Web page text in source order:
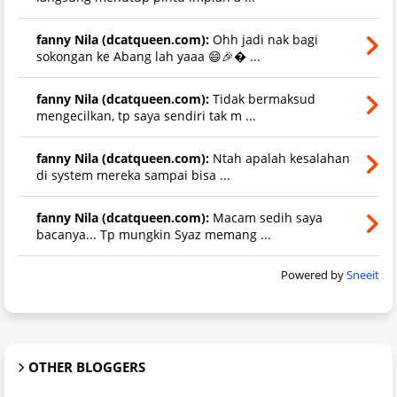
fanny Nila (dcatqueen.com): Ohh jadi nak bagi
sokongan ke Abang lah yaaa 😄🎉 ...
fanny Nila (dcatqueen.com): Tidak bermaksud
mengecilkan, tp saya sendiri tak m ...
fanny Nila (dcatqueen.com): Ntah apalah kesalahan
di system mereka sampai bisa ...
fanny Nila (dcatqueen.com): Macam sedih saya
bacanya... Tp mungkin Syaz memang ...
Powered bySneeit
OTHER BLOGGERS